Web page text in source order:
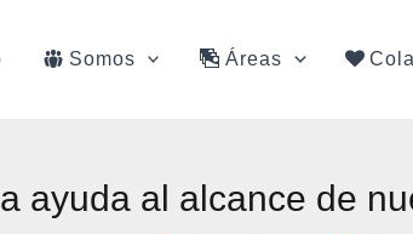
Somos Áreas
ayuda al alcance de